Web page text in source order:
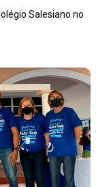
Salesiano no